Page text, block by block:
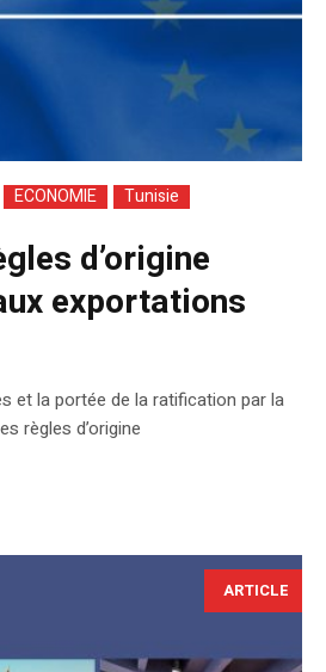
ECONOMIE Tunisie
d’origine
exportations
et la portée de la ratification par la
règles d’origine
ARTICLE